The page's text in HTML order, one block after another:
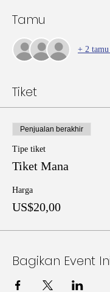
Tamu
+ 2
Tiket
Penjualan berakhir
Tipe tiket
Tiket Mana
Harga
US$20,00
Bagikan Event